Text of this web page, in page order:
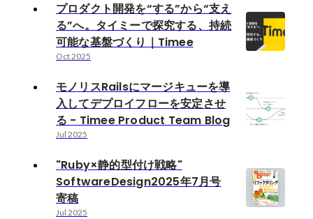
プロダクト開発を“する”から“支え
る”へ。タイミーで探究する、持続
可能な基盤づくり｜Timee
Oct 2025
モノリスRailsにマージキューを導
入してデプロイフローを安定させ
る - Timee Product Team Blog
Jul 2025
"Ruby×静的型付け戦略"
SoftwareDesign2025年7月号
寄稿
Jul 2025